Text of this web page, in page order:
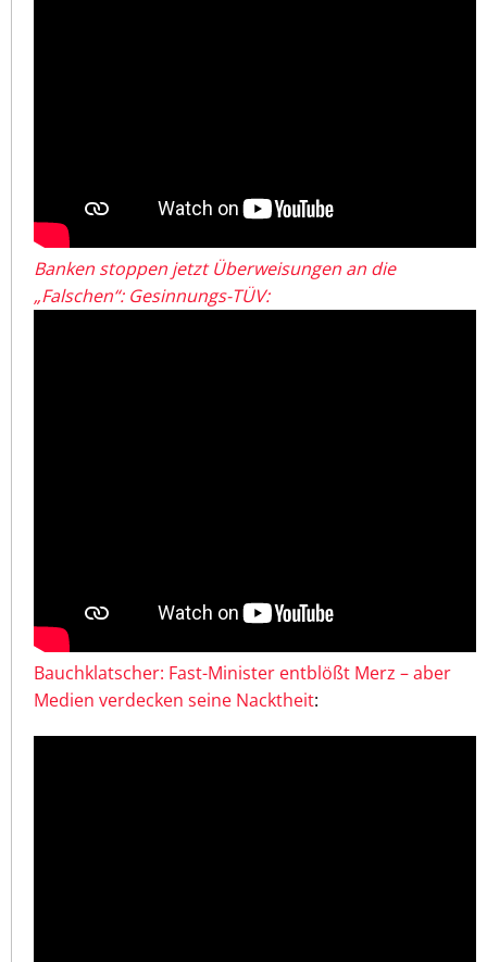
Banken stoppen jetzt Überweisungen an die
„Falschen“: Gesinnungs-TÜV:
Bauchklatscher: Fast-Minister entblößt Merz – aber
Medien verdecken seine Nacktheit: